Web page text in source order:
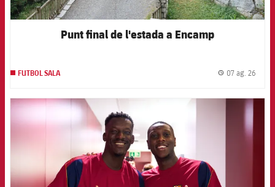
Punt final de l'estada a Encamp
FUTBOL SALA 07 ag. 26
FCB Barcelona badge